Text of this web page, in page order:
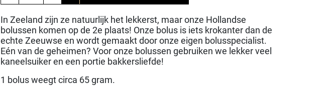
In Zeeland zijn ze natuurlijk het lekkerst, maar onze Hollandse
bolussen komen op de 2e plaats! Onze bolus is iets krokanter dan de
echte Zeeuwse en wordt gemaakt door onze eigen bolusspecialist.
Eén van de geheimen? Voor onze bolussen gebruiken we lekker veel
kaneelsuiker en een portie bakkersliefde!
1 bolus weegt circa 65 gram.